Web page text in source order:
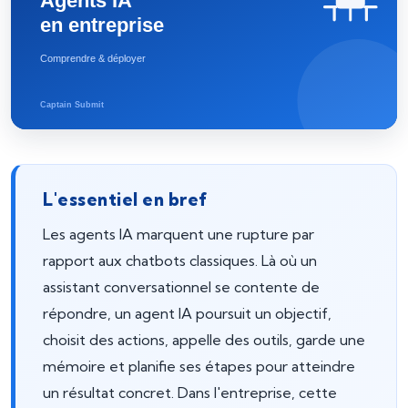
L'essentiel en bref
Les agents IA marquent une rupture par
rapport aux chatbots classiques. Là où un
assistant conversationnel se contente de
répondre, un agent IA poursuit un objectif,
choisit des actions, appelle des outils, garde une
mémoire et planifie ses étapes pour atteindre
un résultat concret. Dans l'entreprise, cette